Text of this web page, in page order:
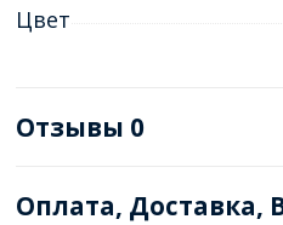
Цвет
Отзывы 0
Оплата, Доставка,